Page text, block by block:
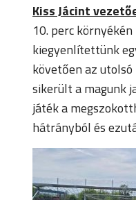
Kiss Jácint
10. perc
kiegyenlítettünk
követően az
sikerült a magunk
játék a
hátrányból és